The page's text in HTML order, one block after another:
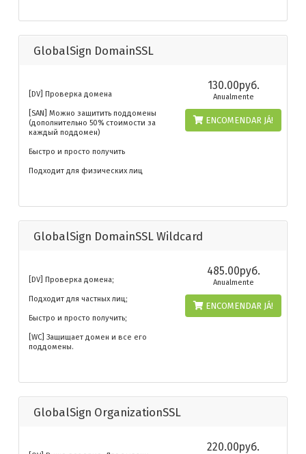
GlobalSign DomainSSL
[DV] Проверка домена
[SAN] Можно защитить поддомены
(дополнительно 50% стоимости за
каждый поддомен)
Быстро и просто получить
Подходит для физических лиц
130.00руб.
Anualmente
ENCOMENDAR JÁ!
GlobalSign DomainSSL Wildcard
[DV] Проверка домена;
Подходит для частных лиц;
Быстро и просто получить;
[WC] Защищает домен и все его
поддомены.
485.00руб.
Anualmente
ENCOMENDAR JÁ!
GlobalSign OrganizationSSL
220.00руб.